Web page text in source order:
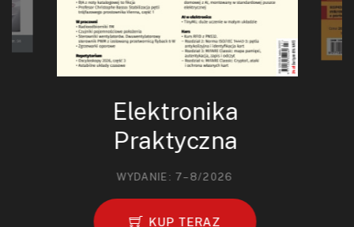
Elektronika
Praktyczna
WYDANIE: 7–8/2026
KUP TERAZ